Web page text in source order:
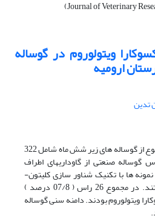
ویتولوروم در گوساله
ارومیه
تدین
چهارصد و سیزده نمونه مدفوع از گوساله های زیر شش ماه شامل 322
گوساله بومی و 91 راس گوساله صنعتی از گاوداریهای اطراف
ها با تکنیک شناور سازی کلیتون-
لین مورد آزمایش قرار گرفتند. در مجموع 26 راس ( 07/8 درصد )
ویتولوروم بودند. دامنه سنی گوساله